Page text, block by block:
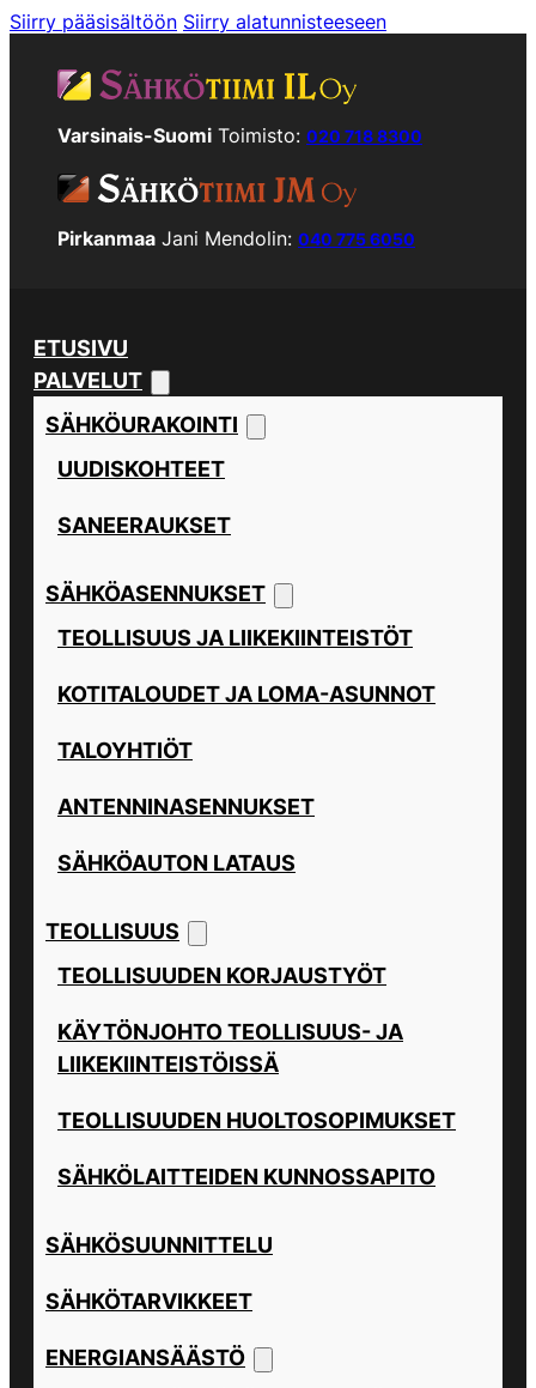
Siirry pääsisältöön Siirry alatunnisteeseen
Varsinais-Suomi Toimisto: 020 718 8300
Pirkanmaa Jani Mendolin: 040 775 6050
ETUSIVU
PALVELUT
SÄHKÖURAKOINTI
UUDISKOHTEET
SANEERAUKSET
SÄHKÖASENNUKSET
TEOLLISUUS JA LIIKEKIINTEISTÖT
KOTITALOUDET JA LOMA-ASUNNOT
TALOYHTIÖT
ANTENNINASENNUKSET
SÄHKÖAUTON LATAUS
TEOLLISUUS
TEOLLISUUDEN KORJAUSTYÖT
KÄYTÖNJOHTO TEOLLISUUS- JA
LIIKEKIINTEISTÖISSÄ
TEOLLISUUDEN HUOLTOSOPIMUKSET
SÄHKÖLAITTEIDEN KUNNOSSAPITO
SÄHKÖSUUNNITTELU
SÄHKÖTARVIKKEET
ENERGIANSÄÄSTÖ